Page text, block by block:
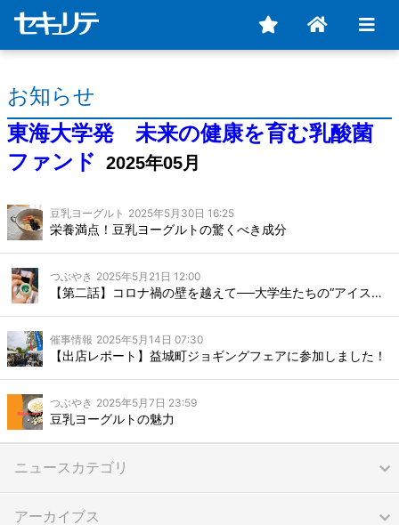
お知らせ
東海大学発 未来の健康を育む乳酸菌
ファンド
2025年05月
豆乳ヨーグルト 2025年5月30日 16:25
栄養満点！豆乳ヨーグルトの驚くべき成分
つぶやき 2025年5月21日 12:00
【第二話】コロナ禍の壁を越えて──大学生たちの“アイス開発プロジェクト”の挑戦
催事情報 2025年5月14日 07:30
【出店レポート】益城町ジョギングフェアに参加しました！
つぶやき 2025年5月7日 23:59
豆乳ヨーグルトの魅力
ニュースカテゴリ
アーカイブス